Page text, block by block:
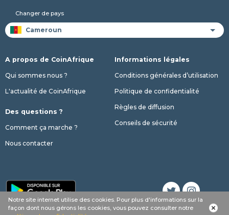
Notre site internet utilise des cookies. Pour plus d'informations sur la
façon dont nous gérons les cookies, vous pouvez consulter notre
Changer de pays
A propos de CoinAfrique
Qui sommes nous ?
L'actualité de CoinAfrique
Des questions ?
Comment ça marche ?
Nous contacter
Informations légales
Conditions générales d’utilisation
Politique de confidentialité
Règles de diffusion
Conseils de sécurité